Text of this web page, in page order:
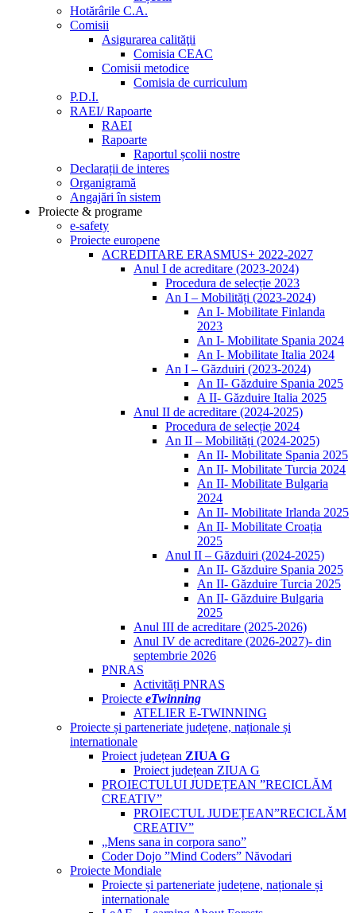
Hotărârile C.A.
Comisii
Asigurarea calităţii
Comisia CEAC
Comisii metodice
Comisia de curriculum
P.D.I.
RAEI/ Rapoarte
RAEI
Rapoarte
Raportul școlii nostre
Declarații de interes
Organigramă
Angajări în sistem
Proiecte & programe
e-safety
Proiecte europene
ACREDITARE ERASMUS+ 2022-2027
Anul I de acreditare (2023-2024)
Procedura de selecție 2023
An I – Mobilități (2023-2024)
An I- Mobilitate Finlanda
2023
An I- Mobilitate Spania 2024
An I- Mobilitate Italia 2024
An I – Găzduiri (2023-2024)
An II- Găzduire Spania 2025
A II- Găzduire Italia 2025
Anul II de acreditare (2024-2025)
Procedura de selecție 2024
An II – Mobilități (2024-2025)
An II- Mobilitate Spania 2025
An II- Mobilitate Turcia 2024
An II- Mobilitate Bulgaria
2024
An II- Mobilitate Irlanda 2025
An II- Mobilitate Croația
2025
Anul II – Găzduiri (2024-2025)
An II- Găzduire Spania 2025
An II- Găzduire Turcia 2025
An II- Găzduire Bulgaria
2025
Anul III de acreditare (2025-2026)
Anul IV de acreditare (2026-2027)- din
septembrie 2026
PNRAS
Activități PNRAS
Proiecte eTwinning
ATELIER E-TWINNING
Proiecte și parteneriate județene, naționale și
internationale
Proiect județean ZIUA G
Proiect județean ZIUA G
PROIECTULUI JUDEȚEAN ”RECICLĂM
CREATIV”
PROIECTUL JUDEȚEAN”RECICLĂM
CREATIV”
„Mens sana in corpora sano”
Coder Dojo ”Mind Coders” Năvodari
Proiecte Mondiale
Proiecte și parteneriate județene, naționale și
internationale